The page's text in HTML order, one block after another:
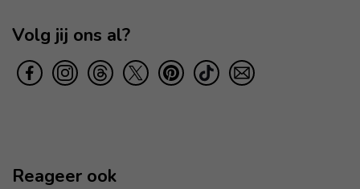
Volg jij ons al?
Reageer ook